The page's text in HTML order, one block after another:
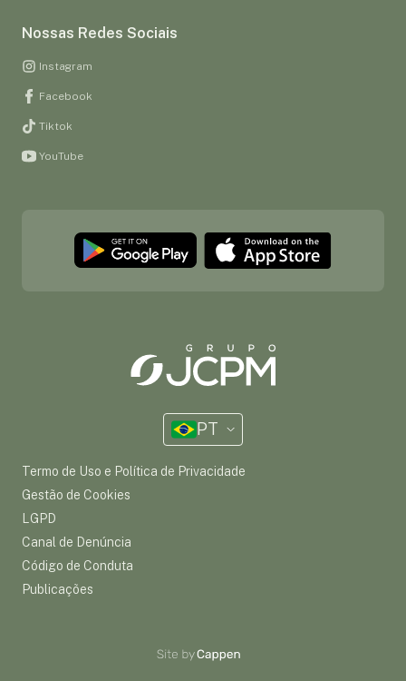
Nossas Redes Sociais
Instagram
Facebook
Tiktok
YouTube
PT
Termo de Uso e Política de Privacidade
Gestão de Cookies
LGPD
Canal de Denúncia
Código de Conduta
Publicações